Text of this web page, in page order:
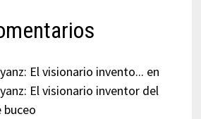
El visionario invento... en
El visionario inventor del